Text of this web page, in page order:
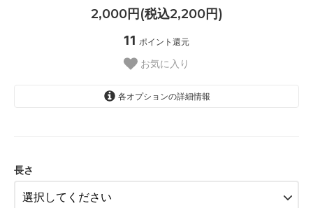
2,000円(税込2,200円)
11 ポイント還元
お気に入り
各オプションの詳細情報
長さ